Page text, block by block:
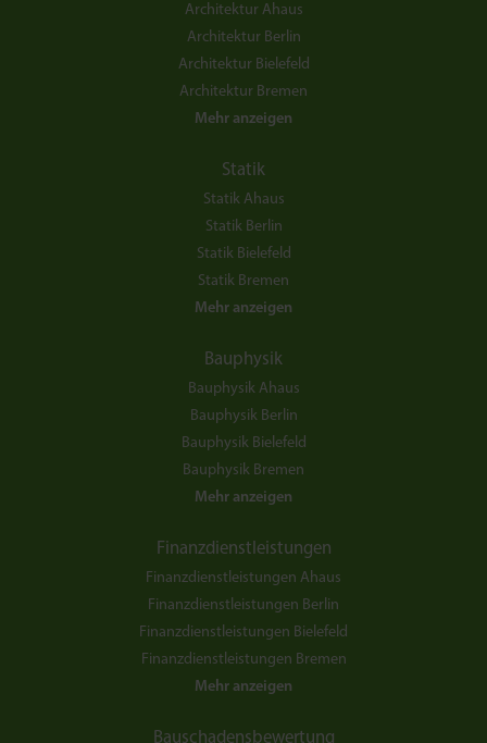
Architektur Ahaus
Architektur Berlin
Architektur Bielefeld
Architektur Bremen
Mehr anzeigen
Statik
Statik Ahaus
Statik Berlin
Statik Bielefeld
Statik Bremen
Mehr anzeigen
Bauphysik
Bauphysik Ahaus
Bauphysik Berlin
Bauphysik Bielefeld
Bauphysik Bremen
Mehr anzeigen
Finanzdienstleistungen
Finanzdienstleistungen Ahaus
Finanzdienstleistungen Berlin
Finanzdienstleistungen Bielefeld
Finanzdienstleistungen Bremen
Mehr anzeigen
Bauschadensbewertung